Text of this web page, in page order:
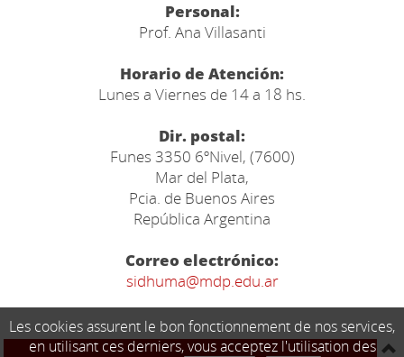
Personal:
Prof. Ana Villasanti
Horario de Atención:
Lunes a Viernes de 14 a 18 hs.
Dir. postal:
Funes 3350 6ºNivel, (7600)
Mar del Plata,
Pcia. de Buenos Aires
República Argentina
Correo electrónico:
sidhuma@mdp.edu.ar
Les cookies assurent le bon fonctionnement de nos services,
en utilisant ces derniers, vous acceptez l'utilisation des